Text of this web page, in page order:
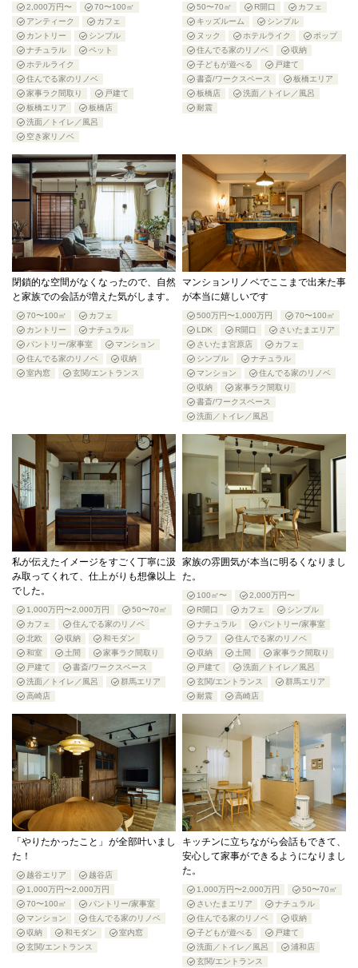
2,000万円〜
70〜100㎡
アンティーク
カフェ
カントリー
シンプル
ナチュラル
ペット
ホテルライク
住んでる家のリノベ
家事ラク間取り
戸建て
板橋エリア
板橋店
洗面／トイレ／風呂
空き家リノベ
50〜70㎡ R開口
カフェ
キッズルーム
シンプル
ヌック
ホテルライク
ポップ
住んでる家のリノベ
収納
子どもが遊べる
戸建て
書斎/ワークスペース
板橋エリア
板橋店
洗面／トイレ／風呂
耐震
閉鎖的な空間がなくなったので、自然
と家族での会話が増えた気がします。
70〜100㎡
カフェ
カントリー
ナチュラル
パントリー/家事室
マンション
住んでる家のリノベ
収納
室内窓
玄関/エントランス
マンションリノベでここまで出来た事
が本当に嬉しいです
500万円〜1,000万円
70〜100㎡
LDK
R開口
さいたまエリア
さいたま宮原店
カフェ
シンプル
ナチュラル
マンション
住んでる家のリノベ
収納
家事ラク間取り
書斎/ワークスペース
洗面／トイレ／風呂
私が伝えたイメージをすごく丁寧に汲
み取ってくれて、仕上がりも想像以上
でした。
1,000万円〜2,000万円
50〜70㎡
カフェ
住んでる家のリノベ
北欧
収納
和モダン
和室
土間
家事ラク間取り
戸建て
書斎/ワークスペース
洗面／トイレ／風呂
群馬エリア
高崎店
家族の雰囲気が本当に明るくなりまし
た。
100㎡〜
2,000万円〜
R開口
カフェ
シンプル
ナチュラル
パントリー/家事室
ラフ
住んでる家のリノベ
収納
土間
家事ラク間取り
戸建て
洗面／トイレ／風呂
玄関/エントランス
群馬エリア
耐震
高崎店
「やりたかったこと」が全部叶いまし
た！
越谷エリア
越谷店
1,000万円〜2,000万円
70〜100㎡
パントリー/家事室
マンション
住んでる家のリノベ
収納
和モダン
室内窓
玄関/エントランス
キッチンに立ちながら会話もできて、
安心して家事ができるようになりまし
た。
1,000万円〜2,000万円
50〜70㎡
さいたまエリア
ナチュラル
住んでる家のリノベ
収納
子どもが遊べる
戸建て
洗面／トイレ／風呂
浦和店
玄関/エントランス